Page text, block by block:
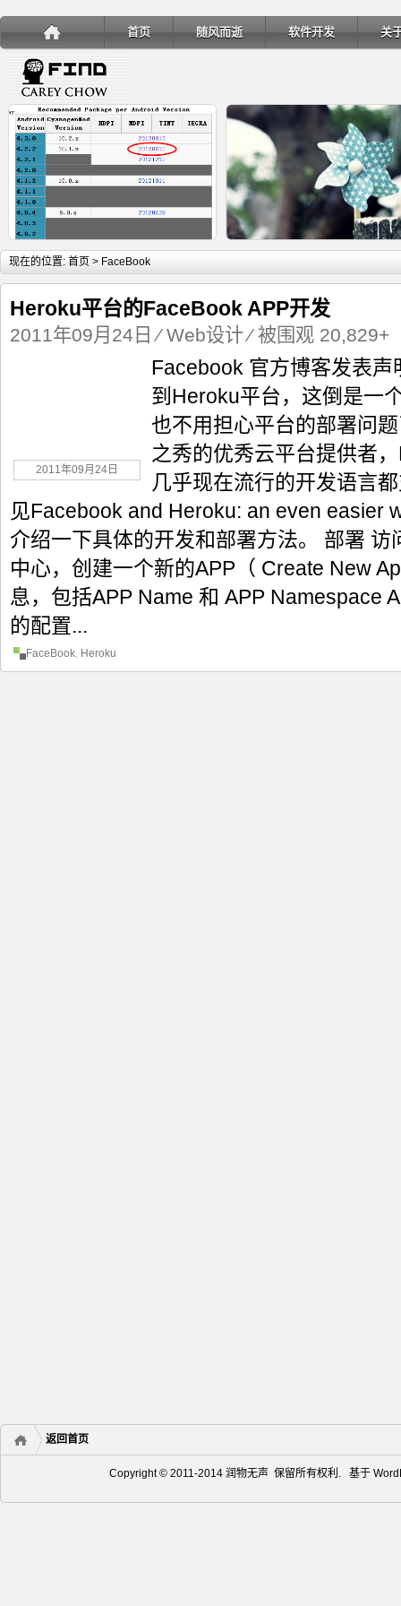
首页 随风而逝 软件开发 关
详细内容
手机安装账户同步服务 Ubuntu 制作一键安装盘（四
现在的位置: 首页 > FaceBook
Heroku平台的FaceBook APP开发
2011年09月24日 ⁄Web设计⁄ 被围观 20,829+
2011年09月24日
Facebook 官方博客发表
到Heroku平台，这倒是一
也不用担心平台的部署问
之秀的优秀云平台提供者
几乎现在流行的开发语言
见Facebook and Heroku: an even easier
介绍一下具体的开发和部署方法。 部署
中心，创建一个新的APP（ Create New
息，包括APP Name 和 APP Namespace
的配置...
FaceBook, Heroku
返回首页
Copyright © 2011-2014 润物无声 保留所有权利. 基于